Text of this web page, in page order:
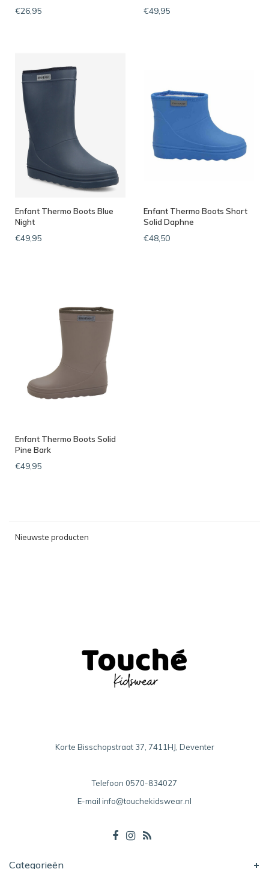
€26,95 €49,95
Enfant Thermo Boots Blue
Night
€49,95
Enfant Thermo Boots Short
Solid Daphne
€48,50
Enfant Thermo Boots Solid
Pine Bark
€49,95
Nieuwste producten
Korte Bisschopstraat 37, 7411HJ, Deventer
Telefoon 0570-834027
E-mail info@touchekidswear.nl
Categorieën